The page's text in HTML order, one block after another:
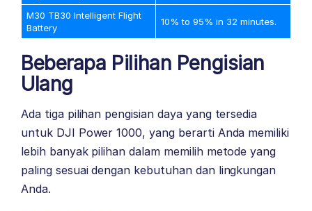
M30 TB30 Intelligent Flight
Battery
10% to 95% in 32 minutes.
Beberapa Pilihan Pengisian
Ulang
Ada tiga pilihan pengisian daya yang tersedia
untuk DJI Power 1000, yang berarti Anda memiliki
lebih banyak pilihan dalam memilih metode yang
paling sesuai dengan kebutuhan dan lingkungan
Anda.